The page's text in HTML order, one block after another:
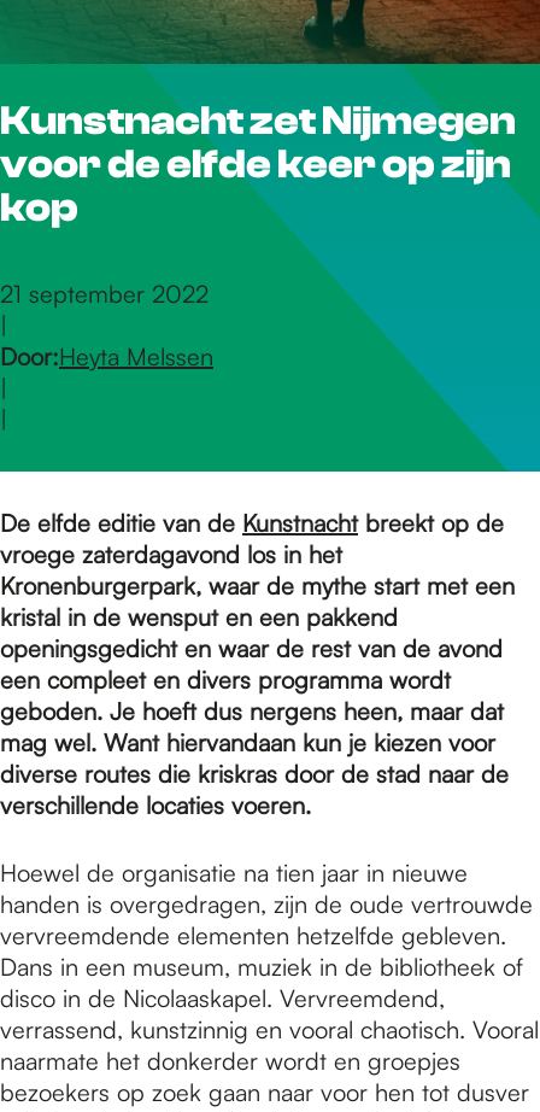
r
d
e
m
e
p
a
g
e
Kunstnacht zet Nijmegen
voor de elfde keer op zijn
kop
21 september 2022
|
Door:Heyta Melssen
|
|
De elfde editie van de Kunstnachtbreekt op de
vroege zaterdagavond los in het
Kronenburgerpark, waar de mythe start met een
kristal in de wensput en een pakkend
openingsgedicht en waar de rest van de avond
een compleet en divers programma wordt
geboden. Je hoeft dus nergens heen, maar dat
mag wel. Want hiervandaan kun je kiezen voor
diverse routes die kriskras door de stad naar de
verschillende locaties voeren.
Hoewel de organisatie na tien jaar in nieuwe
handen is overgedragen, zijn de oude vertrouwde
vervreemdende elementen hetzelfde gebleven.
Dans in een museum, muziek in de bibliotheek of
disco in de Nicolaaskapel. Vervreemdend,
verrassend, kunstzinnig en vooral chaotisch. Vooral
naarmate het donkerder wordt en groepjes
bezoekers op zoek gaan naar voor hen tot dusver